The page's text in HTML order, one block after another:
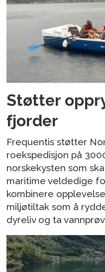
Støtter
fjorder
Frequentis støtter
roekspedisjon på
norskekysten som
maritime veldedige
kombinere
miljøtiltak som å
dyreliv og ta